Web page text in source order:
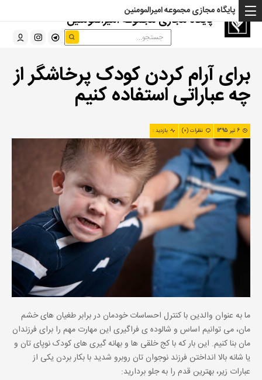
پایگاه مجازی مجموعه امیرالمومنین
پایگاه مجازی مجموعه امیرالمومنین
برای آرام کردن کودک پرخاشگر از
چه عباراتی استفاده کنیم
6 تیر 1395 نظرات (0) بازدید :
ما به عنوان والدین با کنترل احساسات خودمان در برابر طغیان های خشم
مان، می توانیم اساس و شالوده ی فراگیری این مهارت مهم را برای فرزندان
مان بنا کنیم. این بار که با کج خلقی ها و بهانه گیری های کودک نوپای تان و
یا شانه بالا انداختن فرزند نوجوان تان روبرو شدید با بکار بردن یکی از
عبارات زیر، بهترین قدم را به جلو بردارید: